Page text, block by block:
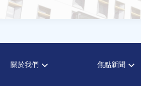
關於我們 焦點新聞